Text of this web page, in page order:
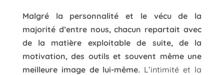
Malgré la personnalité et le vécu de la
majorité d’entre nous, chacun repartait avec
de la matière exploitable de suite, de la
motivation, des outils et souvent même une
meilleure image de lui-même. L’intimité et la